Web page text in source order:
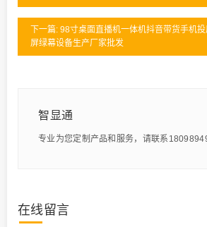
下一篇: 98寸桌面直播机一体机抖音带货手机
屏绿幕设备生产厂家批发
智显通
专业为您定制产品和服务，请联系
在线留言